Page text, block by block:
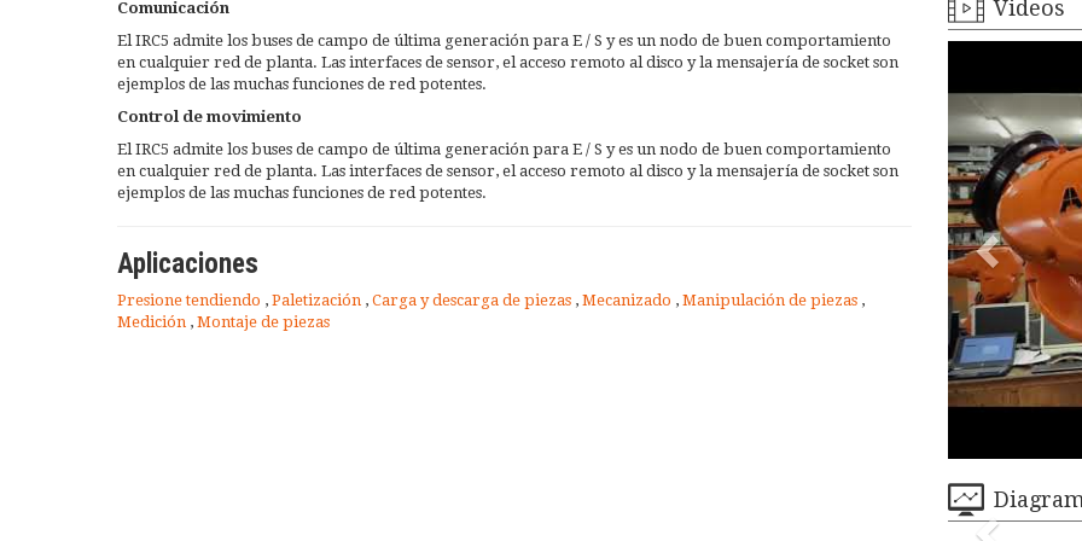
Comunicación
El IRC5 admite los buses de campo de última generación para E / S y es un nodo de buen comportamiento
en cualquier red de planta. Las interfaces de sensor, el acceso remoto al disco y la mensajería de socket son
ejemplos de las muchas funciones de red potentes.
Control de movimiento
El IRC5 admite los buses de campo de última generación para E / S y es un nodo de buen comportamiento
en cualquier red de planta. Las interfaces de sensor, el acceso remoto al disco y la mensajería de socket son
ejemplos de las muchas funciones de red potentes.
Aplicaciones
Presione tendiendo , Paletización , Carga y descarga de piezas , Mecanizado , Manipulación de piezas ,
Medición , Montaje de piezas
Videos